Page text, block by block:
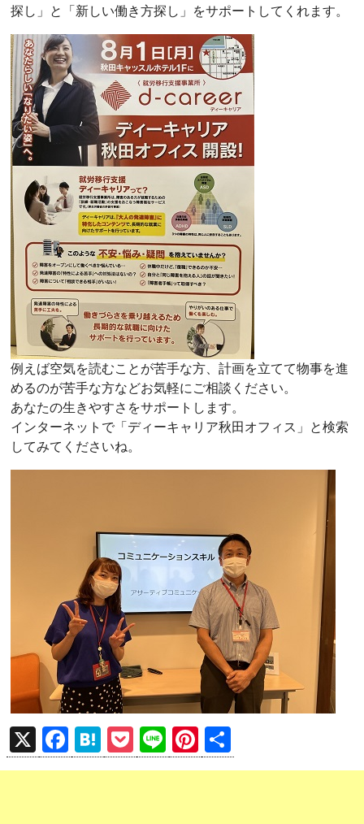
探し」と「新しい働き方探し」をサポートしてくれます。
例えば空気を読むことが苦手な方、計画を立てて物事を進
めるのが苦手な方などお気軽にご相談ください。
あなたの生きやすさをサポートします。
インターネットで「ディーキャリア秋田オフィス」と検索
してみてくださいね。
X
F
a
H
at
P
o
Li
n
Pi
nt 有